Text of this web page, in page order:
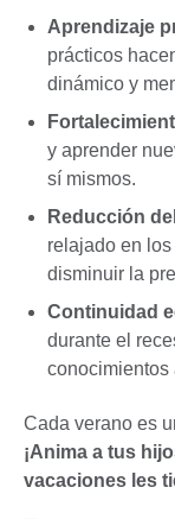
Aprendizaje
prácticos
dinámico y
y aprender
sí mismos.
Reducción
relajado en
disminuir la
Continuidad
durante el
conocimientos
Cada verano es
¡Anima a tus
vacaciones les